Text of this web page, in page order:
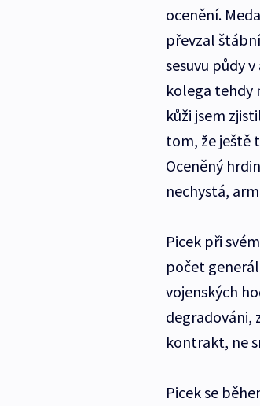
ocenění.
převzal
sesuvu půdy
kolega tehdy
kůži jsem
tom, že ještě
Oceněný
nechystá,
Picek při
počet
vojenských
degradováni,
kontrakt, ne
Picek se